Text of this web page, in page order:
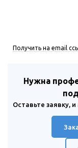
Получить на email
Нужна
Оставьте заявку,